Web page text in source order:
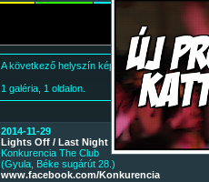
A következő helyszín képei:
1 galéria, 1 oldalon.
2014-11-29
Lights Off / Last Night Szalagavató After
Konkurencia The Club
(Gyula, Béke sugárút 28.)
www.facebook.com/Konkurencia